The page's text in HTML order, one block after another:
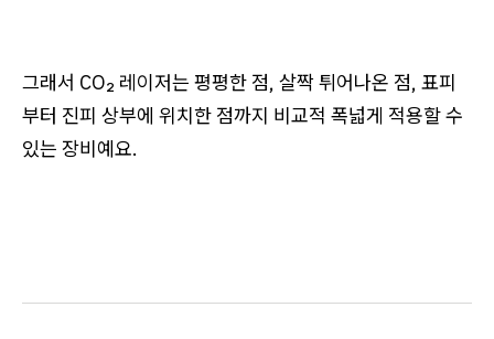
그래서 CO₂ 레이저는 평평한 점, 살짝 튀어나온 점, 표피
부터 진피 상부에 위치한 점까지 비교적 폭넓게 적용할 수
있는 장비예요.